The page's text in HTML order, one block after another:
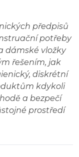
předpisů
potřeby
dámské vložky
řešením, jak
diskrétní
kdykoli
a bezpečí
prostředí